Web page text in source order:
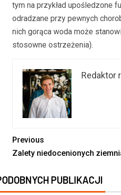
tym na przykład upośledzone
odradzane przy pewnych
nich gorąca woda może
stosowne ostrzeżenia).
Redaktor
Previous
Zalety niedocenionych
PUBLIKACJI